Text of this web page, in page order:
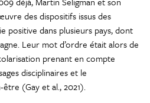
des dispositifs issus des
positive dans plusieurs pays, dont
Leur mot d’ordre était alors de
prenant en compte
disciplinaires et le
(Gay et al., 2021).